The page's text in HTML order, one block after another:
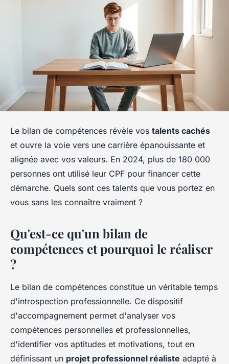
Le bilan de compétences révèle vos talents cachés
et ouvre la voie vers une carrière épanouissante et
alignée avec vos valeurs. En 2024, plus de 180 000
personnes ont utilisé leur CPF pour financer cette
démarche. Quels sont ces talents que vous portez en
vous sans les connaître vraiment ?
Qu'est-ce qu'un bilan de
compétences et pourquoi le réaliser
?
Le bilan de compétences constitue un véritable temps
d'introspection professionnelle. Ce dispositif
d'accompagnement permet d'analyser vos
compétences personnelles et professionnelles,
d'identifier vos aptitudes et motivations, tout en
définissant un projet professionnel réaliste adapté à